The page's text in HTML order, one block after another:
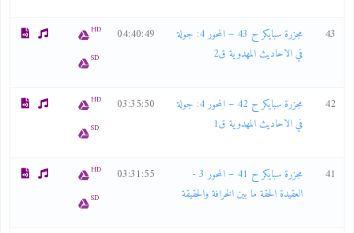
43
مجزرة سبايكر ح 43 – المحور 4: جولة
في الاحاديث المهدوية ق2
04:40:49
HD
SD
42
مجزرة سبايكر ح 42 – المحور 4: جولة
في الاحاديث المهدوية ق1
03:35:50
HD
SD
41
مجزرة سبايكر ح 41 – المحور 3 -
العقيدة الحقة ما بين الخرافة والحقيقة
03:31:55
HD
SD